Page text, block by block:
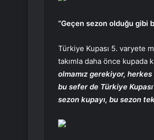
“Geçen sezon olduğu gibi
Türkiye Kupası 5. varyete
takımla daha önce kupada
olmamız gerekiyor, herkes
bu sefer de Türkiye
sezon kupayı, bu sezon